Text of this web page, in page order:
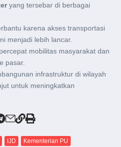
yang tersebar di berbagai
karena akses transportasi
menjadi lebih lancar.
mobilitas masyarakat dan
pasar.
infrastruktur di wilayah
untuk meningkatkan
IJD Kementerian PU